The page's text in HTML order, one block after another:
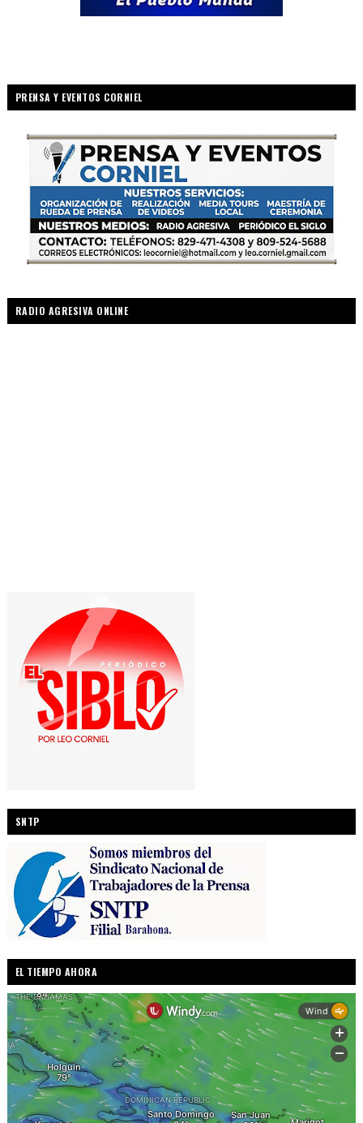
PRENSA Y EVENTOS CORNIEL
RADIO AGRESIVA ONLINE
SNTP
EL TIEMPO AHORA